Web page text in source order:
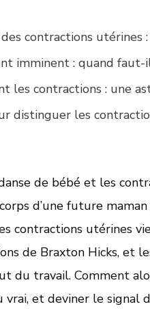
contractions utérines
imminent : quand
les contractions : une
distinguer les
de bébé et les
d’une future
contractions utérines
de Braxton Hicks, et
du travail. Comment
et deviner le signal